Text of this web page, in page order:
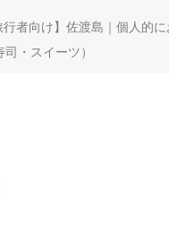
行者向け】佐渡島｜個人的
・スイーツ）